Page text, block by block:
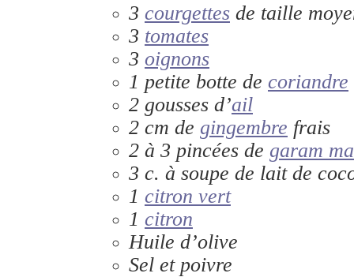
3 courgettes de taille
3 tomates
3 oignons
1 petite botte de coriandre
2 gousses d’ail
2 cm de gingembre frais
2 à 3 pincées de garam
3 c. à soupe de lait de
1 citron vert
1 citron
Huile d’olive
Sel et poivre